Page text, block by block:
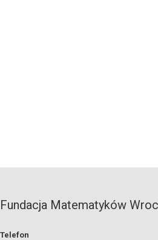
Fundacja Matematyków
Telefon